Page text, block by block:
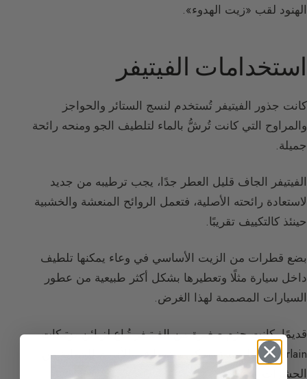
الهنود لقب «زيت الهدوء».
استخدامات الفيتيفر
كانت جذور الفيتيفر تُستخدم لنسج الستائر والحواجز
والمراوح التي كانت تُرشُّ بالماء لتلطيف الجو ومنحه رائحة
جميلة.
الفيتيفر الجاف قليل العطر جدًا، يجب ترطيبه من جديد
لاستعادة رائحته الأصلية، فتعمل الروائح المنعشة والخشبية
حينئذ كالتكييف تقريبًا.
بضع قطرات من الزيت الأساسي في وعاء يمكنها تلطيف
داخل سيارة مثلًا وتعطيرها بشكل أكثر طبيعية من عطور
السيارات المصممة لهذا الغرض.
قديمًا، كانت حزم صغيرة من الفيتيفر تُباع لزبائن بوتيكات
Guerlain الباريسية، يمكن وضعها في الأدراج للحماية من
الحشرات.